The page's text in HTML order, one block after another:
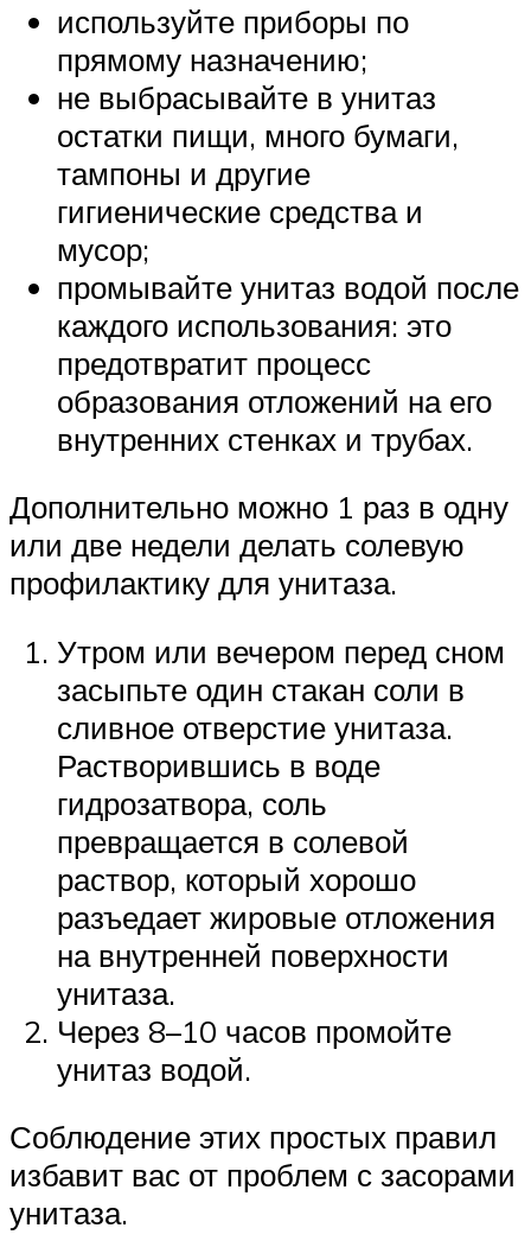
используйте приборы по
прямому назначению;
не выбрасывайте в унитаз
остатки пищи, много бумаги,
тампоны и другие
гигиенические средства и
мусор;
промывайте унитаз водой после
каждого использования: это
предотвратит процесс
образования отложений на его
внутренних стенках и трубах.
Дополнительно можно 1 раз в одну
или две недели делать солевую
профилактику для унитаза.
Утром или вечером перед сном
засыпьте один стакан соли в
сливное отверстие унитаза.
Растворившись в воде
гидрозатвора, соль
превращается в солевой
раствор, который хорошо
разъедает жировые отложения
на внутренней поверхности
унитаза.
Через 8–10 часов промойте
унитаз водой.
Соблюдение этих простых правил
избавит вас от проблем с засорами
унитаза.